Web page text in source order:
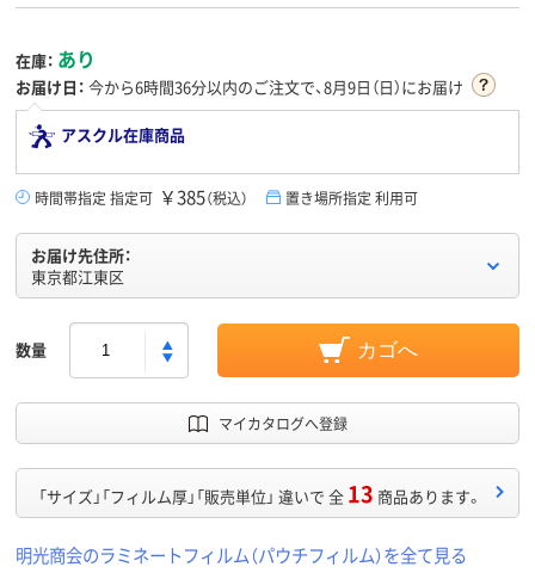
在庫： あり
お届け日： 今から6時間36分以内のご注文で、8月9日（日）にお届け
アスクル在庫商品
時間帯指定 指定可 ￥385（税込） 置き場所指定 利用可
お届け先住所：
東京都江東区
数量 カゴへ
マイカタログへ登録
「サイズ」「フィルム厚」「販売単位」 違いで 全 13 商品あります。
明光商会のラミネートフィルム（パウチフィルム）を全て見る